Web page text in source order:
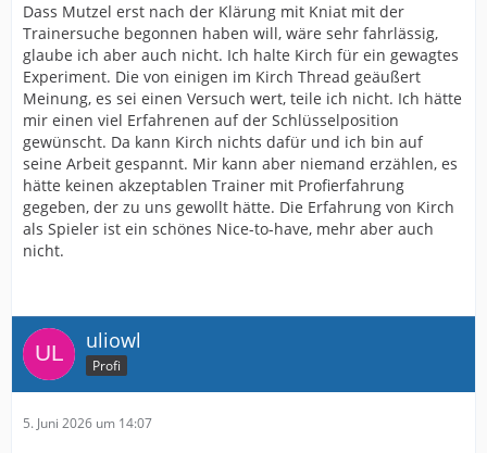
Dass Mutzel erst nach der Klärung mit Kniat mit der
Trainersuche begonnen haben will, wäre sehr fahrlässig,
glaube ich aber auch nicht. Ich halte Kirch für ein gewagtes
Experiment. Die von einigen im Kirch Thread geäußert
Meinung, es sei einen Versuch wert, teile ich nicht. Ich hätte
mir einen viel Erfahrenen auf der Schlüsselposition
gewünscht. Da kann Kirch nichts dafür und ich bin auf
seine Arbeit gespannt. Mir kann aber niemand erzählen, es
hätte keinen akzeptablen Trainer mit Profierfahrung
gegeben, der zu uns gewollt hätte. Die Erfahrung von Kirch
als Spieler ist ein schönes Nice-to-have, mehr aber auch
nicht.
uliowl
Profi
5. Juni 2026 um 14:07